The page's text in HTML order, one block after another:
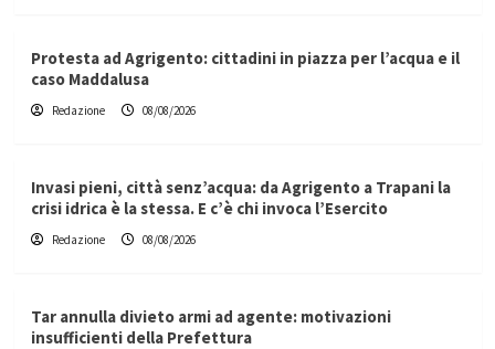
Protesta ad Agrigento: cittadini in piazza per l’acqua e il
caso Maddalusa
Redazione 08/08/2026
Invasi pieni, città senz’acqua: da Agrigento a Trapani la
crisi idrica è la stessa. E c’è chi invoca l’Esercito
Redazione 08/08/2026
Tar annulla divieto armi ad agente: motivazioni
insufficienti della Prefettura